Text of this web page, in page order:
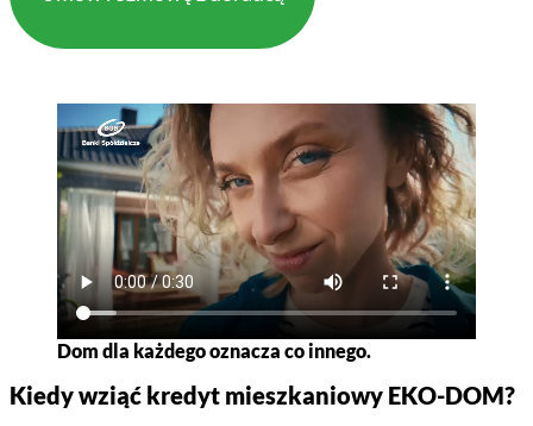
Dom dla każdego oznacza co innego.
Kiedy wziąć kredyt mieszkaniowy EKO-DOM?